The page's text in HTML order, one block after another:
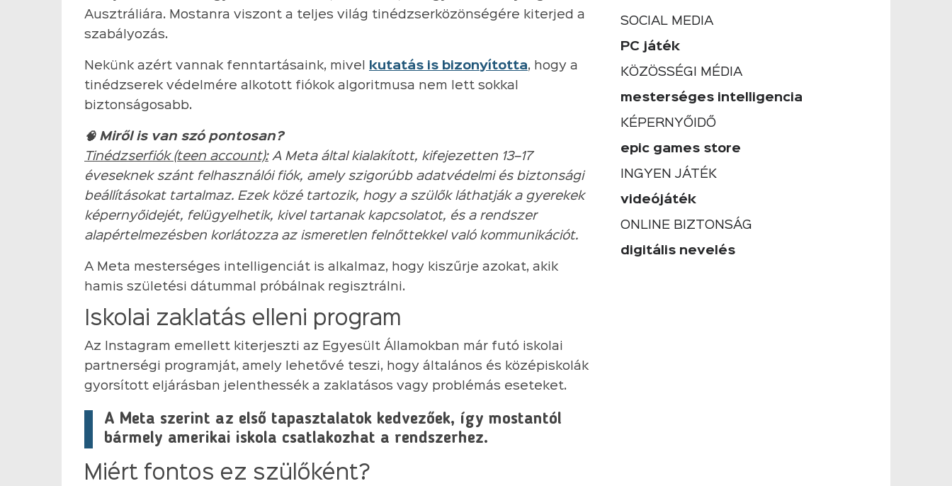
Ausztráliára. Mostanra viszont a teljes világ tinédzserközönségére kiterjed a
szabályozás.
Nekünk azért vannak fenntartásaink, mivel kutatás is bizonyította, hogy a
tinédzserek védelmére alkotott fiókok algoritmusa nem lett sokkal
biztonságosabb.
🧠 Miről is van szó pontosan?
Tinédzserfiók (teen account):A Meta által kialakított, kifejezetten 13–17
éveseknek szánt felhasználói fiók, amely szigorúbb adatvédelmi és biztonsági
beállításokat tartalmaz. Ezek közé tartozik, hogy a szülők láthatják a gyerekek
képernyőidejét, felügyelhetik, kivel tartanak kapcsolatot, és a rendszer
alapértelmezésben korlátozza az ismeretlen felnőttekkel való kommunikációt.
A Meta mesterséges intelligenciát is alkalmaz, hogy kiszűrje azokat, akik
hamis születési dátummal próbálnak regisztrálni.
Iskolai zaklatás elleni program
Az Instagram emellett kiterjeszti az Egyesült Államokban már futó iskolai
partnerségi programját, amely lehetővé teszi, hogy általános és középiskolák
gyorsított eljárásban jelenthessék a zaklatásos vagy problémás eseteket.
A Meta szerint az első tapasztalatok kedvezőek, így mostantól
bármely amerikai iskola csatlakozhat a rendszerhez.
Miért fontos ez szülőként?
SOCIAL MEDIA
PC játék
KÖZÖSSÉGI MÉDIA
mesterséges intelligencia
KÉPERNYŐIDŐ
epic games store
INGYEN JÁTÉK
videójáték
ONLINE BIZTONSÁG
digitális nevelés